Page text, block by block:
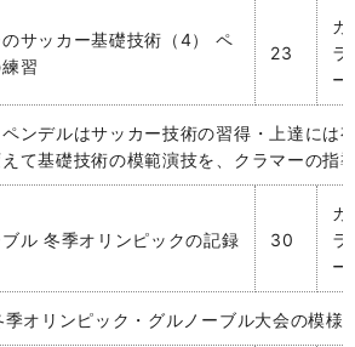
サッカー基礎技術（4） ペ
習
23
カ
ラ
ー
ンデルはサッカー技術の習得・上達に
て基礎技術の模範演技を、クラマーの指
ル 冬季オリンピックの記録 30
カ
ラ
ー
オリンピック・グルノーブル大会の模様